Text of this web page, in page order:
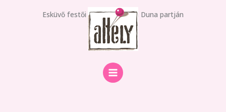
Esküvő festői környezetben a Duna partján
Esküvők